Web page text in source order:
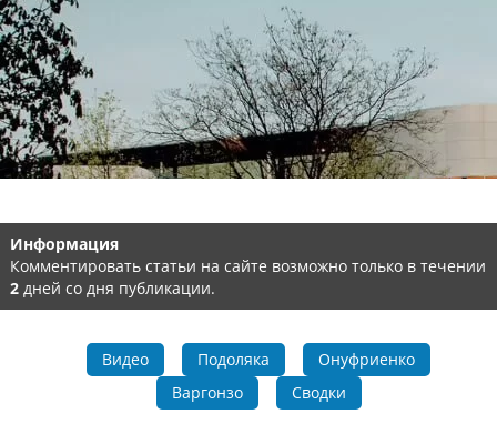
Информация
Комментировать статьи на сайте возможно только в течении
2 дней со дня публикации.
Видео Подоляка
Онуфриенко
Варгонзо
Сводки